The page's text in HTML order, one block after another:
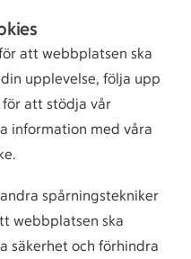
att webbplatsen ska
upplevelse, följa upp
att stödja vår
information med våra
spårningstekniker
webbplatsen ska
säkerhet och förhindra